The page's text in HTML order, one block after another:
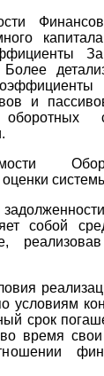
и
собой
условиям
срок
время